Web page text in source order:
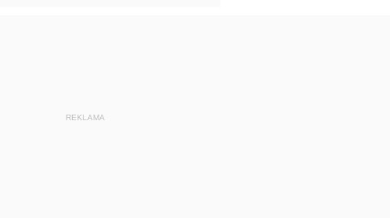
REKLAMA